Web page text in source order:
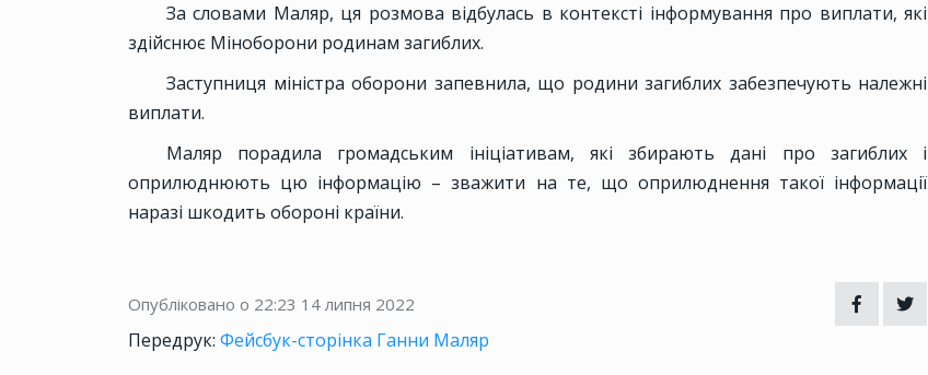
За словами Маляр, ця розмова відбулась в контексті інформування про виплати, які
здійснює Міноборони родинам загиблих.
Заступниця міністра оборони запевнила, що родини загиблих забезпечують належні
виплати.
Маляр порадила громадським ініціативам, які збирають дані про загиблих і
оприлюднюють цю інформацію – зважити на те, що оприлюднення такої інформації
наразі шкодить обороні країни.
Опубліковано о 22:23 14 липня 2022
Передрук: Фейсбук-сторінка Ганни Маляр